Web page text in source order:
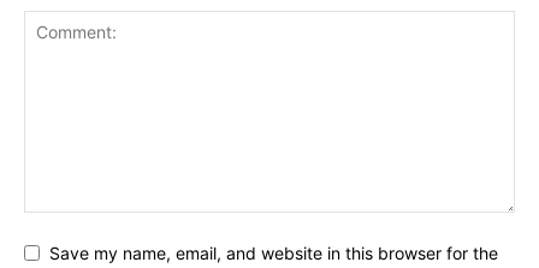
Save my name, email, and website in this browser for the